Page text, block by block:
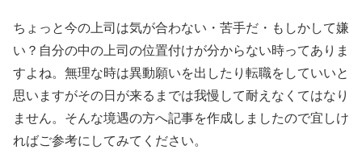
ちょっと今の上司は気が合わない・苦手だ・もしかして嫌
い？自分の中の上司の位置付けが分からない時ってありま
すよね。無理な時は異動願いを出したり転職をしていいと
思いますがその日が来るまでは我慢して耐えなくてはなり
ません。そんな境遇の方へ記事を作成しましたので宜しけ
ればご参考にしてみてください。